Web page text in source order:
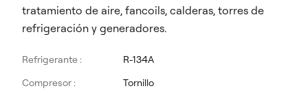
tratamiento de aire, fancoils, calderas, torres de
refrigeración y generadores.
Refrigerante :
R-134A
Compresor :
Tornillo